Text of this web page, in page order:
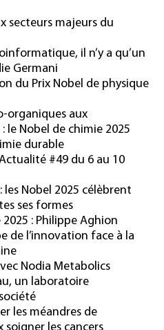
secteurs majeurs du
il n’y a qu’un
Germani
du Prix Nobel de physique
organiques aux
le Nobel de chimie 2025
durable
#49 du 6 au 10
les Nobel 2025 célèbrent
ses formes
2025 : Philippe Aghion
de l’innovation face à la
Nodia Metabolics
un laboratoire
les méandres de